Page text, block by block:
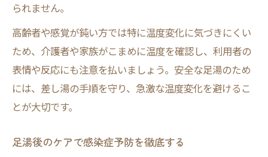
られません。
高齢者や感覚が鈍い方では特に温度変化に気づきにくい
ため、介護者や家族がこまめに温度を確認し、利用者の
表情や反応にも注意を払いましょう。安全な足湯のため
には、差し湯の手順を守り、急激な温度変化を避けるこ
とが大切です。
足湯後のケアで感染症予防を徹底する